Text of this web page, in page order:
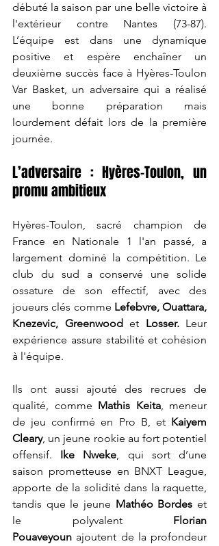
débuté la saison par une belle victoire à
l'extérieur contre Nantes (73-87).
L’équipe est dans une dynamique
positive et espère enchaîner un
deuxième succès face à Hyères-Toulon
Var Basket, un adversaire qui a réalisé
une bonne préparation mais
lourdement défait lors de la première
journée.
L’adversaire : Hyères-Toulon, un
promu ambitieux
Hyères-Toulon, sacré champion de
France en Nationale 1 l'an passé, a
largement dominé la compétition. Le
club du sud a conservé une solide
ossature de son effectif, avec des
joueurs clés comme Lefebvre, Ouattara,
Knezevic, Greenwood et Losser. Leur
expérience assure stabilité et cohésion
à l'équipe.
Ils ont aussi ajouté des recrues de
qualité, comme Mathis Keita, meneur
de jeu confirmé en Pro B, et Kaiyem
Cleary, un jeune rookie au fort potentiel
offensif. Ike Nweke, qui sort d’une
saison prometteuse en BNXT League,
apporte de la solidité dans la raquette,
tandis que le jeune Mathéo Bordes et
le polyvalent Florian
Pouaveyoun ajoutent de la profondeur